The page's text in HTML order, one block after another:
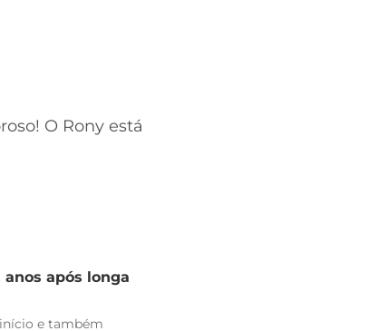
O Rony está
após longa
e também